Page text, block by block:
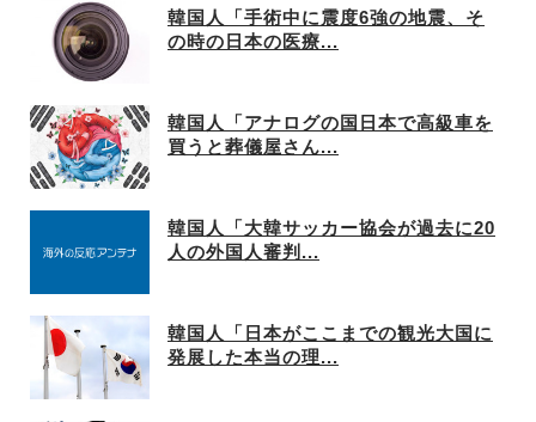
韓国人「手術中に震度6強の地震、そ
の時の日本の医療...
韓国人「アナログの国日本で高級車を
買うと葬儀屋さん...
韓国人「大韓サッカー協会が過去に20
人の外国人審判...
韓国人「日本がここまでの観光大国に
発展した本当の理...